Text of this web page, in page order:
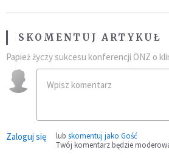
SKOMENTUJ ARTYKUŁ
Papież życzy sukcesu konferencji ONZ o
Zaloguj się lub skomentuj jako Gość
Twój komentarz będzie